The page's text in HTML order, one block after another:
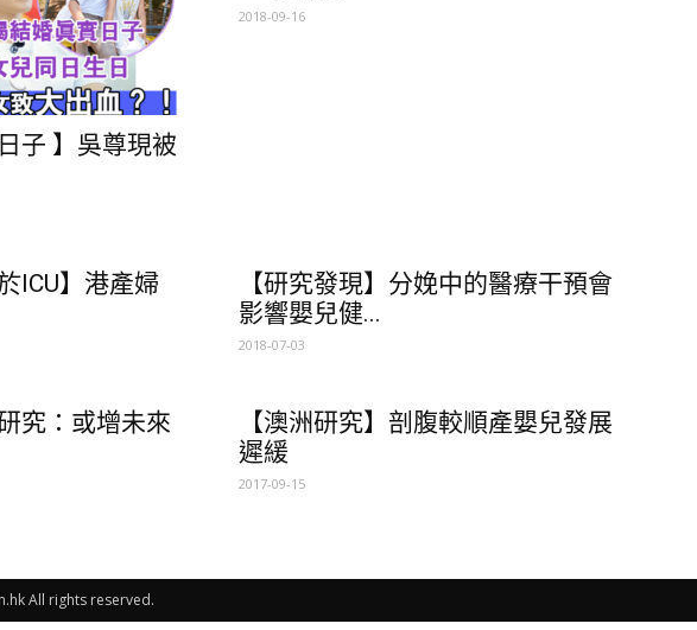
子 】吳尊現被
2018-09-16
ICU】港產婦
【研究發現】分娩中的醫療干預會
影響嬰兒健...
2018-07-03
究：或增未來
【澳洲研究】剖腹較順產嬰兒發展
遲緩
2017-09-15
All rights reserved.